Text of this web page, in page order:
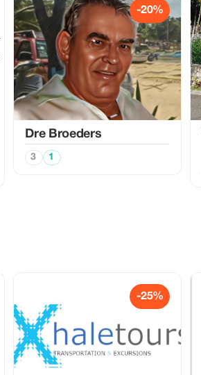
-20%
Dre Broeders
3 1
-25%